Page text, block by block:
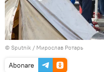
© Sputnik / Мирослав Ротарь
Abonare